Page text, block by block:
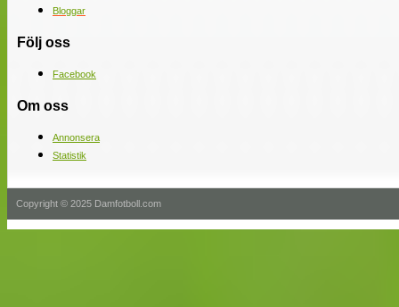
Bloggar
Följ oss
Facebook
Om oss
Annonsera
Statistik
Copyright © 2025 Damfotboll.com